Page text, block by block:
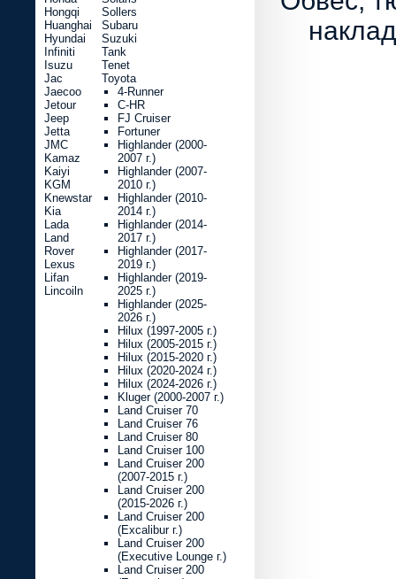
Hongqi
Huanghai
Hyundai
Infiniti
Isuzu
Jac
Jaecoo
Jetour
Jeep
Jetta
JMC
Kamaz
Kaiyi
KGM
Knewstar
Kia
Lada
Land
Rover
Lexus
Lifan
Lincoiln
Sollers
Subaru
Suzuki
Tank
Tenet
Toyota
4-Runner
C-HR
FJ Cruiser
Fortuner
Highlander (2000-
2007 г.)
Highlander (2007-
2010 г.)
Highlander (2010-
2014 г.)
Highlander (2014-
2017 г.)
Highlander (2017-
2019 г.)
Highlander (2019-
2025 г.)
Highlander (2025-
2026 г.)
Hilux (1997-2005 г.)
Hilux (2005-2015 г.)
Hilux (2015-2020 г.)
Hilux (2020-2024 г.)
Hilux (2024-2026 г.)
Kluger (2000-2007 г.)
Land Cruiser 70
Land Cruiser 76
Land Cruiser 80
Land Cruiser 100
Land Cruiser 200
(2007-2015 г.)
Land Cruiser 200
(2015-2026 г.)
Land Cruiser 200
(Excalibur г.)
Land Cruiser 200
(Executive Lounge г.)
Land Cruiser 200